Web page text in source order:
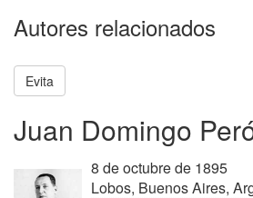
Autores relacionados
Evita
Juan Domingo
8 de octubre de 1895
Lobos, Buenos Aires,